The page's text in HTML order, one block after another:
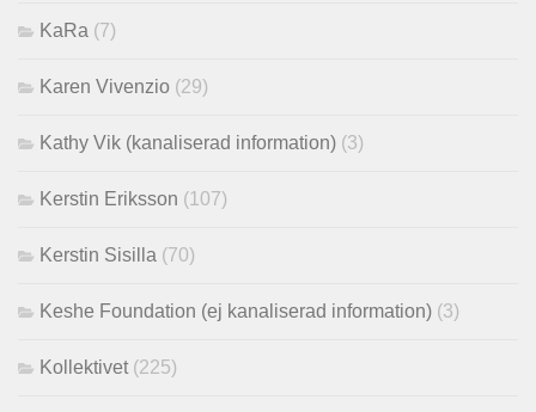
KaRa (7)
Karen Vivenzio (29)
Kathy Vik (kanaliserad information) (3)
Kerstin Eriksson (107)
Kerstin Sisilla (70)
Keshe Foundation (ej kanaliserad information) (3)
Kollektivet (225)